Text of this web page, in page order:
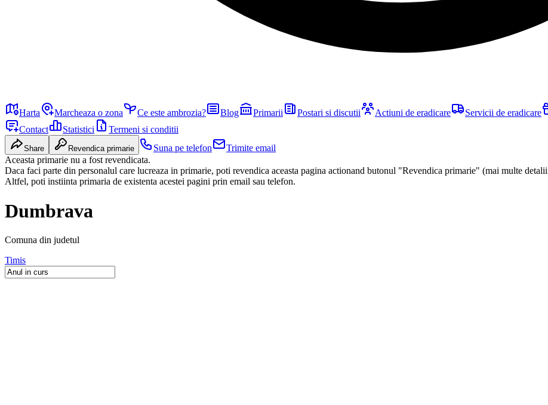
Harta Marcheaza o zona Ce este ambrozia? Blog Primarii Postari si discutii Actiuni de eradicare Servicii de eradicare
Contact
Statistici Termeni si conditii
Share Revendica primarie Suna pe telefon
Trimite email
Aceasta primarie nu a fost revendicata.
Daca faci parte din personalul care lucreaza in primarie, poti revendica aceasta pagina actionand butonul "Revendica primarie" (mai multe detalii
Altfel, poti instiinta primaria de existenta acestei pagini prin email sau telefon.
Dumbrava
Comuna din judetul
Timis